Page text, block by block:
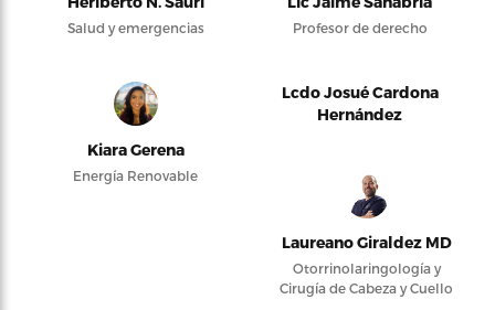
Salud y emergencias Profesor de derecho
Kiara Gerena
Energía Renovable
Lcdo Josué Cardona
Hernández
Laureano Giraldez MD
Otorrinolaringología y
Cirugía de Cabeza y Cuello